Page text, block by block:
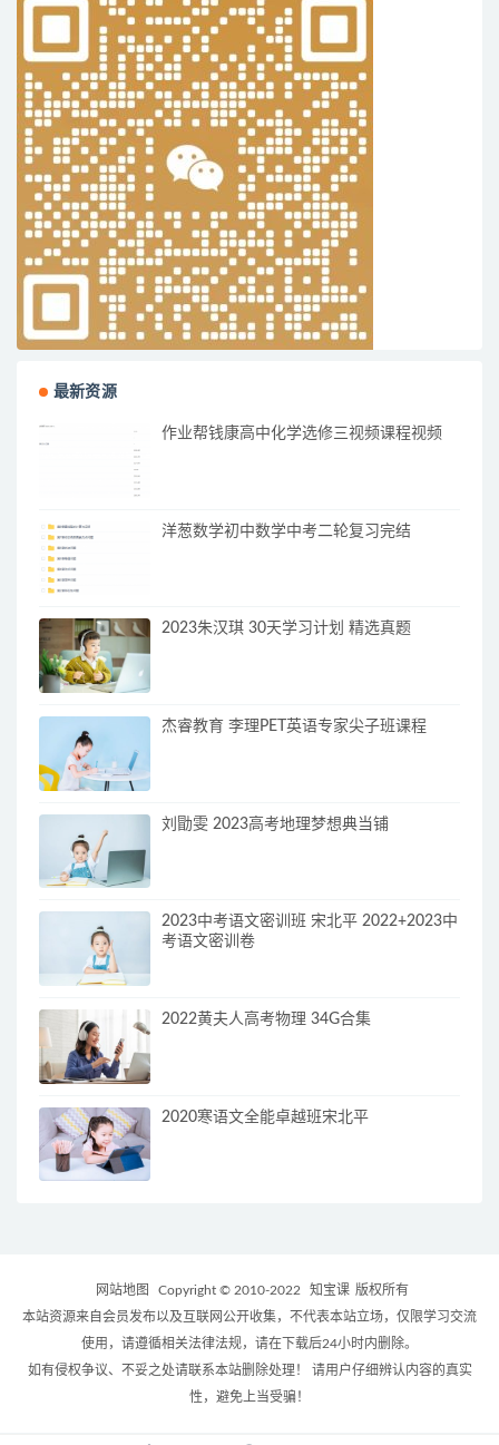
最新资源
作业帮钱康高中化学选修三视频课程视频
洋葱数学初中数学中考二轮复习完结
2023朱汉琪 30天学习计划 精选真题
杰睿教育 李理PET英语专家尖子班课程
刘勖雯 2023高考地理梦想典当铺
2023中考语文密训班 宋北平 2022+2023中
考语文密训卷
2022黄夫人高考物理 34G合集
2020寒语文全能卓越班宋北平
网站地图 Copyright © 2010-2022 知宝课 版权所有
本站资源来自会员发布以及互联网公开收集，不代表本站立场，仅限学习交流
使用，请遵循相关法律法规，请在下载后24小时内删除。
如有侵权争议、不妥之处请联系本站删除处理！ 请用户仔细辨认内容的真实
性，避免上当受骗！